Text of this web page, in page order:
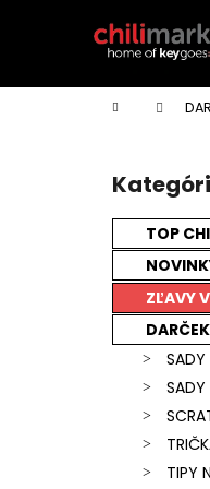
Domov
Preskočiť
kategórie
TOP
ZĽAVY
SADY
SADY
TIPY
í
Späť
do
Späť
do